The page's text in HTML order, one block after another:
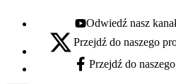
Youtube - otwiera się w
Odwiedź nasz
X - otwiera się w nowej karcie
Przejdź do naszego
Facebook - otwiera się w
Przejdź do